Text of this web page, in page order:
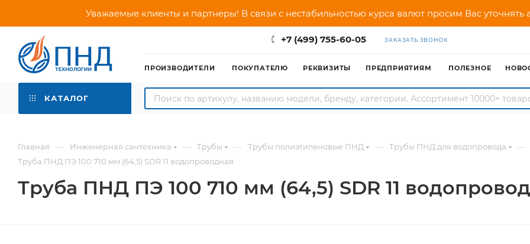
Уважаемые клиенты и партнеры! В связи с нестабильностью курса валют просим Вас
+7 (499) 755-60-05 ЗАКАЗАТЬ ЗВОНОК
ПРОИЗВОДИТЕЛИ ПОКУПАТЕЛЮ РЕКВИЗИТЫ ПРЕДПРИЯТИЯМ ПОЛЕЗНОЕ
КАТАЛОГ
Главная — Инженерная сантехника — Трубы — Трубы полиэтиленовые ПНД — Трубы ПНД для водопровода —
Труба ПНД ПЭ 100 710 мм (64,5) SDR 11 водопроводная
Труба ПНД ПЭ 100 710 мм (64,5) SDR 11